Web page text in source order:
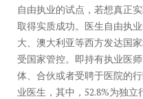
自由执业的试点，若想真正
取得实质成功。医生自由执
大、澳大利亚等西方发达国
受国家管控。即持有执业医
体、合伙或者受聘于医院的
业医生，其中，52.8%为独立